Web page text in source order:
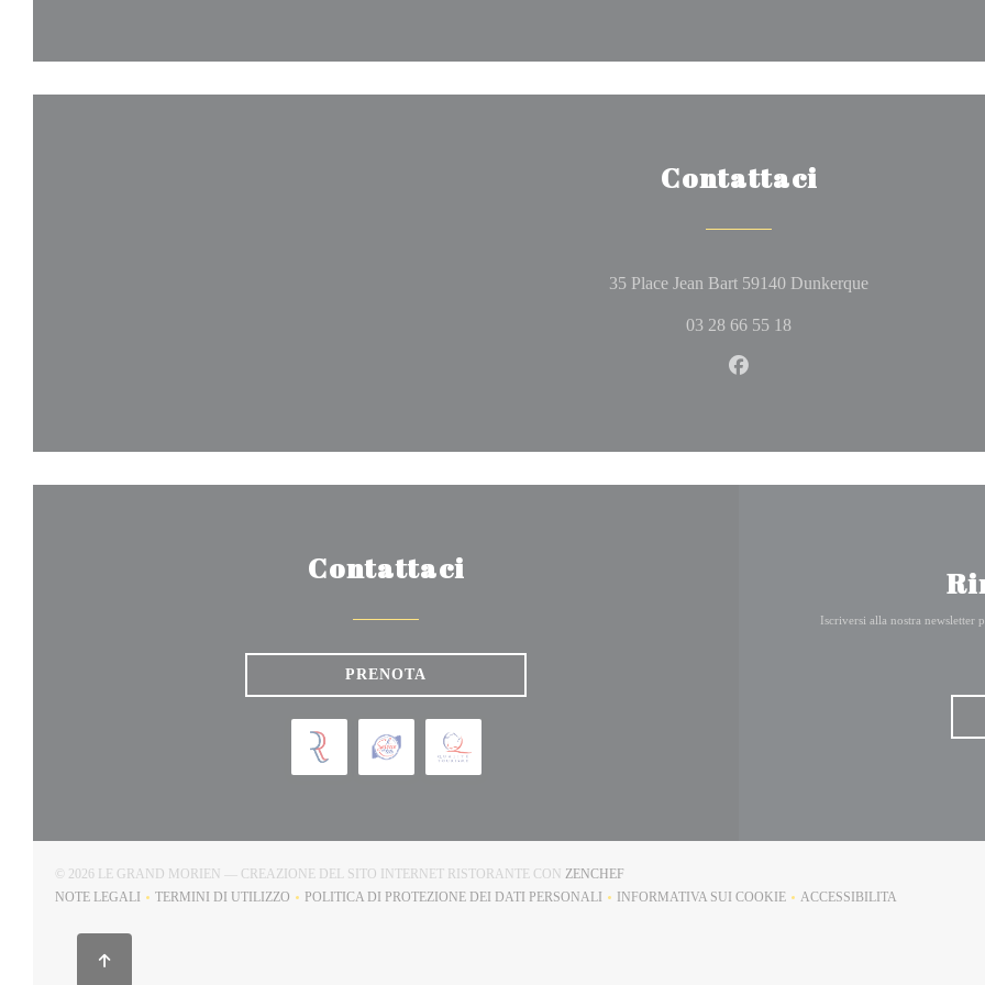
Contattaci
35 Place Jean Bart 59140 Dunkerque((apre una nuova
03 28 66 55 18
Facebook ((apre una nuova
Contattaci
PRENOTA
Iscriversi alla nostra newsletter
© 2026 LE GRAND MORIEN — CREAZIONE DEL SITO INTERNET RISTORANTE CON ZENCHEF
NOTE LEGALI
TERMINI DI UTILIZZO POLITICA DI PROTEZIONE DEI DATI PERSONALI INFORMATIVA SUI COOKIE ACCESSIBILITA